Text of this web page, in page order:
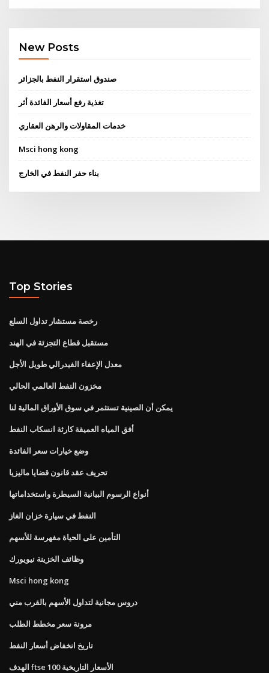
New Posts
صندوق استقرار النفط بالجزائر
تغذية رفع أسعار الفائدة أثر
خدمات المقاولات والرهن العقاري
Msci hong kong
بناء حفر النفط في الخارج
Top Stories
رخصة مستشار تداول السلع
مستقبل قطاع التجزئة في الهند
معدل الإعفاء الفيدرالي طويل الأجل
مخزون النفط العالمي الحالي
يمكن أن الصينية تستثمر في سوق الأوراق المالية لنا
أفق المياه العميقة كارثة انسكاب النفط
وضع خيارات سعر الفائدة
تحريف عقد قانون قضايا ماليزيا
أنواع الرسوم البيانية السيطرة واستخداماتها
النفط في سيارة خزان الغاز
التأمين على الحياة مفهرسة للأسهم
وظائف الخزينة نيويورك
Msci hong kong
دروس مجانية لتداول الأسهم بالقرب مني
مرونة سعر مخطط الطلب
تاريخ انخفاض أسعار النفط
الهدف ftse 100 الأسعار التاريخية